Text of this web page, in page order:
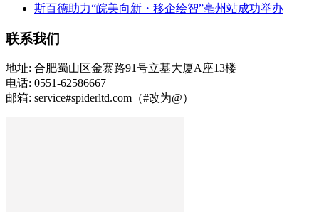
斯百德助力“皖美向新・移企绘智”亳州站成功举办
联系我们
地址: 合肥蜀山区金寨路91号立基大厦A座13楼
电话: 0551-62586667
邮箱: service#spiderltd.com（#改为@）